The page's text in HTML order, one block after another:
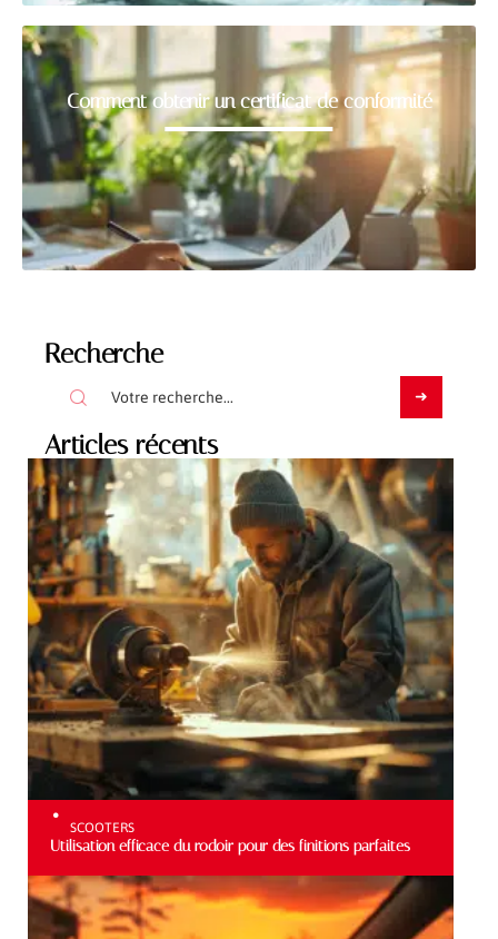
Comment obtenir un certificat de conformité
Recherche
Articles récents
SCOOTERS
Utilisation efficace du rodoir pour des finitions parfaites